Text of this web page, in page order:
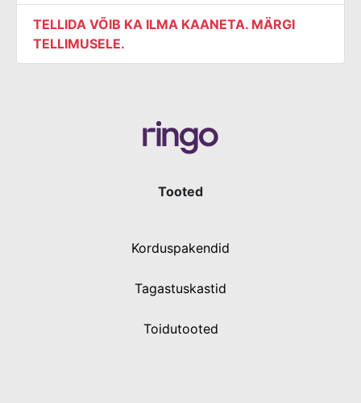
TELLIDA VÕIB KA ILMA KAANETA. MÄRGI
TELLIMUSELE.
Tooted
Korduspakendid
Tagastuskastid
Toidutooted